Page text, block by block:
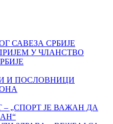
САВЕЗА СРБИЈЕ
У ЧЛАНСТВО
И ПОСЛОВНИЦИ
„СПОРТ ЈЕ ВАЖАН ДА